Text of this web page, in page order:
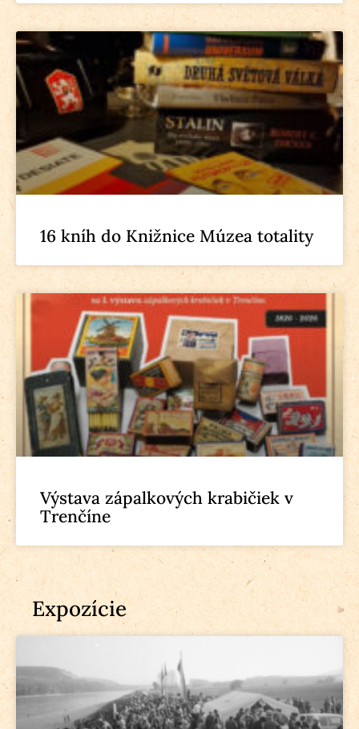
16 kníh do Knižnice Múzea totality
Výstava zápalkových krabičiek v
Trenčíne
Expozície